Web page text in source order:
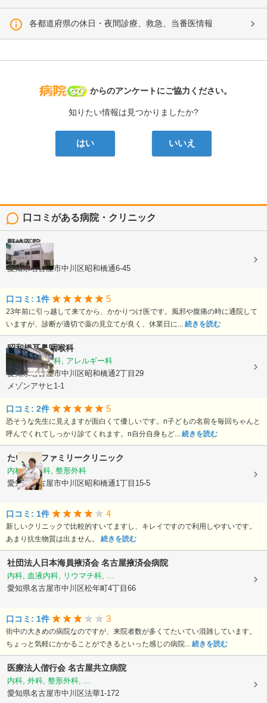
各都道府県の休日・夜間診療、救急、当番医情報
病院なび
からのアンケートにご協力ください。
知りたい情報は見つかりましたか?
はい いいえ
口コミがある病院・クリニック
野崎医院
内科, 小児科
愛知県名古屋市中川区昭和橋通6-45
口コミ: 1件 5
23年前に引っ越して来てから、かかりつけ医です。風邪や腹痛の時に通院して
いますが、診断が適切で薬の見立てが良く、休業日に... 続きを読む
昭和橋耳鼻咽喉科
耳鼻いんこう科, アレルギー科
愛知県名古屋市中川区昭和橋通2丁目29
メゾンアサヒ1-1
口コミ: 2件 5
恐そうな先生に見えますが面白くて優しいです。n子どもの名前を毎回ちゃんと
呼んでくれてしっかり診てくれます。n自分自身もど... 続きを読む
たいようファミリークリニック
内科, 小児科, 整形外科
愛知県名古屋市中川区昭和橋通1丁目15-5
口コミ: 1件 4
新しいクリニックで比較的すいてますし、キレイですので利用しやすいです。
あまり抗生物質は出ません。 続きを読む
社団法人日本海員掖済会 名古屋掖済会病院
内科, 血液内科, リウマチ科, ...
愛知県名古屋市中川区松年町4丁目66
口コミ: 1件 3
街中の大きめの病院なのですが、来院者数が多くてたいてい混雑しています。
ちょっと気軽にかかることができるといった感じの病院... 続きを読む
医療法人偕行会 名古屋共立病院
内科, 外科, 整形外科, ...
愛知県名古屋市中川区法華1-172